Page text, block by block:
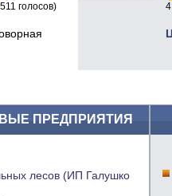
голосов)
ПРЕДПРИЯТИЯ
лесов (ИП Галушко